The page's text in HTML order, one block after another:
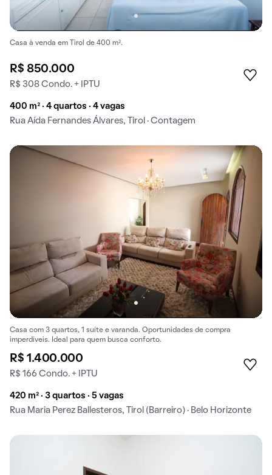
Casa à venda em Tirol de 400 m².
R$ 850.000
R$ 308 Condo. + IPTU
400 m² · 4 quartos · 4 vagas
Rua Aída Fernandes Álvares, Tirol · Contagem
Casa com 3 quartos, 1 suíte e varanda. Oportunidades de compra
imperdíveis. Ideal para quem busca conforto.
R$ 1.400.000
R$ 166 Condo. + IPTU
420 m² · 3 quartos · 5 vagas
Rua Maria Perez Ballesteros, Tirol (Barreiro) · Belo Horizonte